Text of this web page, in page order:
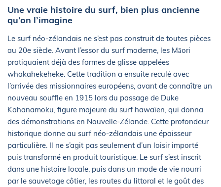
Une vraie histoire du surf, bien plus ancienne
qu’on l’imagine
Le surf néo-zélandais ne s’est pas construit de toutes pièces
au 20e siècle. Avant l’essor du surf moderne, les Māori
pratiquaient déjà des formes de glisse appelées
whakahekeheke. Cette tradition a ensuite reculé avec
l’arrivée des missionnaires européens, avant de connaître un
nouveau souffle en 1915 lors du passage de Duke
Kahanamoku, figure majeure du surf hawaïen, qui donna
des démonstrations en Nouvelle-Zélande. Cette profondeur
historique donne au surf néo-zélandais une épaisseur
particulière. Il ne s’agit pas seulement d’un loisir importé
puis transformé en produit touristique. Le surf s’est inscrit
dans une histoire locale, puis dans un mode de vie nourri
par le sauvetage côtier, les routes du littoral et le goût des